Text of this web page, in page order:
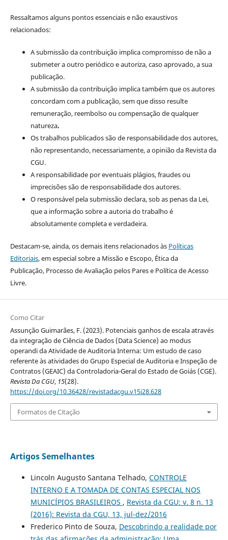
Ressaltamos alguns pontos essenciais e não exaustivos
relacionados:
A submissão da contribuição implica compromisso de não a
submeter a outro periódico e autoriza, caso aprovado, a sua
publicação.
A submissão da contribuição implica também que os autores
concordam com a publicação, sem que disso resulte
remuneração, reembolso ou compensação de qualquer
natureza.
Os trabalhos publicados são de responsabilidade dos autores,
não representando, necessariamente, a opinião da Revista da
CGU.
A responsabilidade por eventuais plágios, fraudes ou
imprecisões são de responsabilidade dos autores.
O responsável pela submissão declara, sob as penas da Lei,
que a informação sobre a autoria do trabalho é
absolutamente completa e verdadeira.
Destacam-se, ainda, os demais itens relacionados às Políticas
Editoriais, em especial sobre a Missão e Escopo, Ética da
Publicação, Processo de Avaliação pelos Pares e Política de Acesso
Livre.
Como Citar
Assunção Guimarães, F. (2023). Potenciais ganhos de escala através
da integração de Ciência de Dados (Data Science) ao modus
operandi da Atividade de Auditoria Interna: Um estudo de caso
referente às atividades do Grupo Especial de Auditoria e Inspeção de
Contratos (GEAIC) da Controladoria-Geral do Estado de Goiás (CGE).
Revista Da CGU, 15(28).
https://doi.org/10.36428/revistadacgu.v15i28.628
Formatos de Citação
Artigos Semelhantes
Lincoln Augusto Santana Telhado, CONTROLE
INTERNO E A TOMADA DE CONTAS ESPECIAL NOS
MUNICÍPIOS BRASILEIROS , Revista da CGU: v. 8 n. 13
(2016): Revista da CGU, 13, jul-dez/2016
Frederico Pinto de Souza, Descobrindo a realidade por